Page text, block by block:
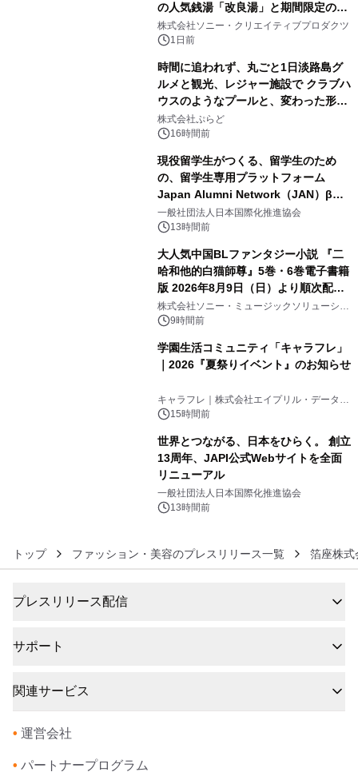
の人気銭湯「改良湯」と期間限定のコ
ラボレーション サウナイキタイコラ
ボグッズも発売決定！
株式会社ソニー・クリエイティブプロダクツ
1日前
時間に追われず、丸ごと1日淡路島グ
ルメと観光、レジャー施設で クラブハ
ウスのようなプールと、変わった形の
サウナも 「THE BOXY AWAJI」のお
得な素泊まり連泊プランで
株式会社ぷらど
16時間前
現役留学生がつくる、留学生のため
の、留学生専用プラットフォーム
Japan Alumni Network（JAN）β版
をリリース
一般社団法人日本国際化推進協会
13時間前
大人気中国BLファンタジー小説 『二
哈和他的白猫師尊』5巻・6巻電子書籍
版 2026年8月9日（日）より順次配信
開始
株式会社ソニー・ミュージックソリューショ
ンズ9時間前
学園生活コミュニティ「キャラフレ」
｜2026『夏祭りイベント』のお知らせ
キャラフレ｜株式会社エイプリル・データ・
デザインズ
15時間前
世界とつながる、日本をひらく。 創立
13周年、JAPI公式Webサイトを全面
リニューアル
一般社団法人日本国際化推進協会
13時間前
トップ ファッション・美容のプレスリリース一覧 箔座株式
プレスリリース配信
サポート
関連サービス
• 運営会社
• パートナープログラム